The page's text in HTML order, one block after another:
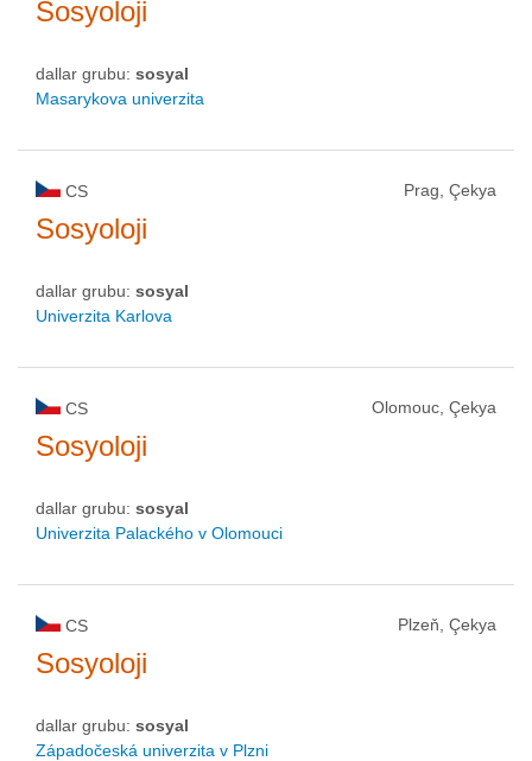
Sosyoloji
dallar grubu: sosyal
Masarykova univerzita
CS Prag, Çekya
Sosyoloji
dallar grubu: sosyal
Univerzita Karlova
CS Olomouc, Çekya
Sosyoloji
dallar grubu: sosyal
Univerzita Palackého v Olomouci
CS Plzeň, Çekya
Sosyoloji
dallar grubu: sosyal
Západočeská univerzita v Plzni